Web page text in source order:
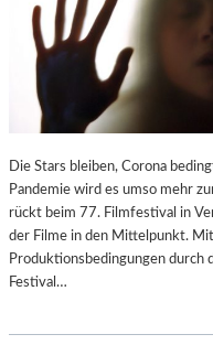
Die Stars bleiben, Corona
Pandemie wird es umso mehr
rückt beim 77. Filmfestival in
der Filme in den Mittelpunkt.
Produktionsbedingungen durch
Festival…